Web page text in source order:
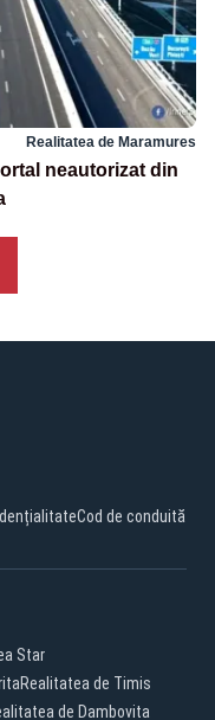
Realitatea de Maramures
neautorizat din
Cod de conduită
Star
Realitatea de Timis
de Dambovita